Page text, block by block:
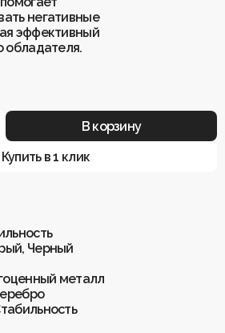
Мастера: искусство
уходу
конфиденциальности
Светлана Михайловна
263500194811
305263515900181
сайта
негативные
эффективный
обладателя.
В корзину
Купить в 1 клик
Черный
металл